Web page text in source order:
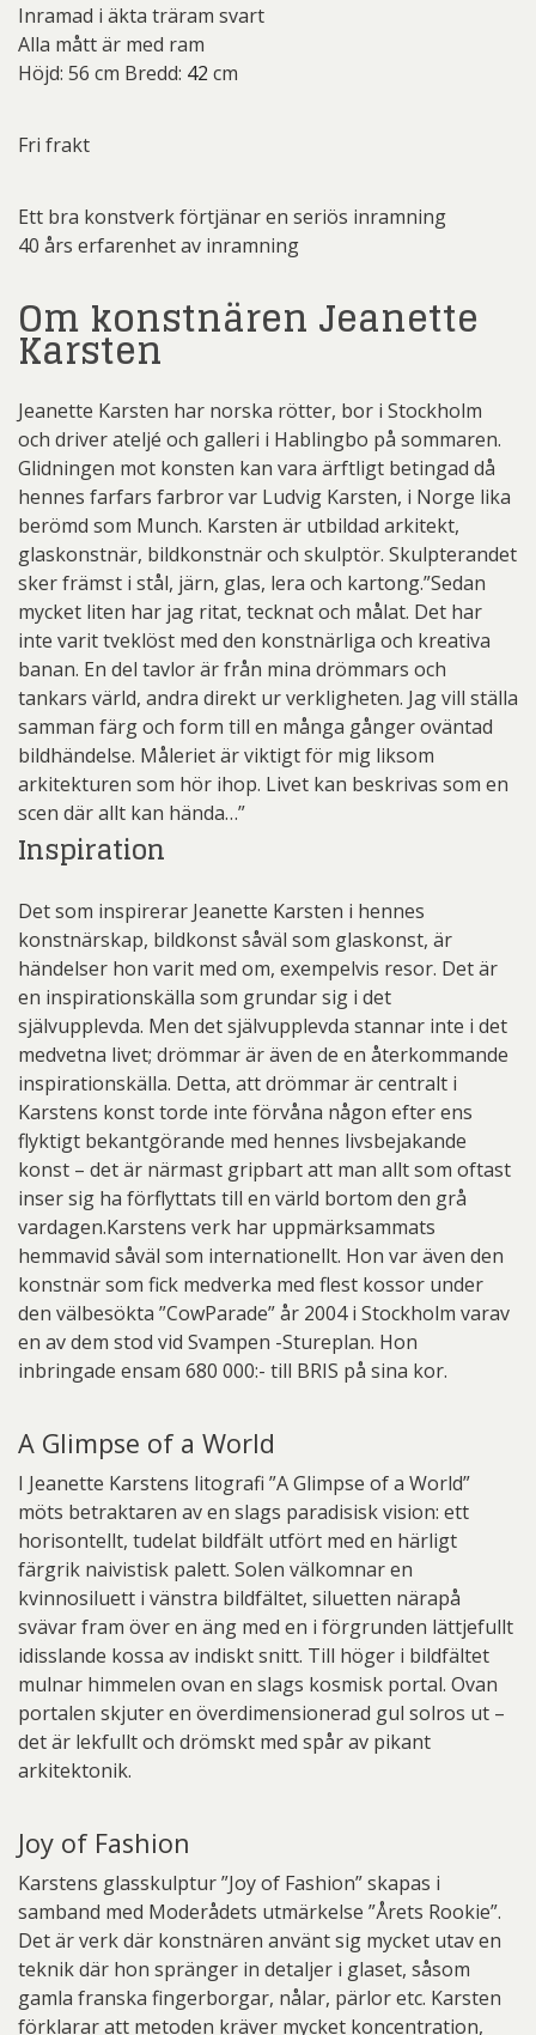
Inramad i äkta träram svart
Alla mått är med ram
Höjd: 56 cm Bredd: 42 cm
Fri frakt
Ett bra konstverk förtjänar en seriös inramning
40 års erfarenhet av inramning
Om konstnären Jeanette
Karsten
Jeanette Karsten har norska rötter, bor i Stockholm
och driver ateljé och galleri i Hablingbo på sommaren.
Glidningen mot konsten kan vara ärftligt betingad då
hennes farfars farbror var Ludvig Karsten, i Norge lika
berömd som Munch. Karsten är utbildad arkitekt,
glaskonstnär, bildkonstnär och skulptör. Skulpterandet
sker främst i stål, järn, glas, lera och kartong.”Sedan
mycket liten har jag ritat, tecknat och målat. Det har
inte varit tveklöst med den konstnärliga och kreativa
banan. En del tavlor är från mina drömmars och
tankars värld, andra direkt ur verkligheten. Jag vill ställa
samman färg och form till en många gånger oväntad
bildhändelse. Måleriet är viktigt för mig liksom
arkitekturen som hör ihop. Livet kan beskrivas som en
scen där allt kan hända…”
Inspiration
Det som inspirerar Jeanette Karsten i hennes
konstnärskap, bildkonst såväl som glaskonst, är
händelser hon varit med om, exempelvis resor. Det är
en inspirationskälla som grundar sig i det
självupplevda. Men det självupplevda stannar inte i det
medvetna livet; drömmar är även de en återkommande
inspirationskälla. Detta, att drömmar är centralt i
Karstens konst torde inte förvåna någon efter ens
flyktigt bekantgörande med hennes livsbejakande
konst – det är närmast gripbart att man allt som oftast
inser sig ha förflyttats till en värld bortom den grå
vardagen.Karstens verk har uppmärksammats
hemmavid såväl som internationellt. Hon var även den
konstnär som fick medverka med flest kossor under
den välbesökta ”CowParade” år 2004 i Stockholm varav
en av dem stod vid Svampen -Stureplan. Hon
inbringade ensam 680 000:- till BRIS på sina kor.
A Glimpse of a World
I Jeanette Karstens litografi ”A Glimpse of a World”
möts betraktaren av en slags paradisisk vision: ett
horisontellt, tudelat bildfält utfört med en härligt
färgrik naivistisk palett. Solen välkomnar en
kvinnosiluett i vänstra bildfältet, siluetten närapå
svävar fram över en äng med en i förgrunden lättjefullt
idisslande kossa av indiskt snitt. Till höger i bildfältet
mulnar himmelen ovan en slags kosmisk portal. Ovan
portalen skjuter en överdimensionerad gul solros ut –
det är lekfullt och drömskt med spår av pikant
arkitektonik.
Joy of Fashion
Karstens glasskulptur ”Joy of Fashion” skapas i
samband med Moderådets utmärkelse ”Årets Rookie”.
Det är verk där konstnären använt sig mycket utav en
teknik där hon spränger in detaljer i glaset, såsom
gamla franska fingerborgar, nålar, pärlor etc. Karsten
förklarar att metoden kräver mycket koncentration,